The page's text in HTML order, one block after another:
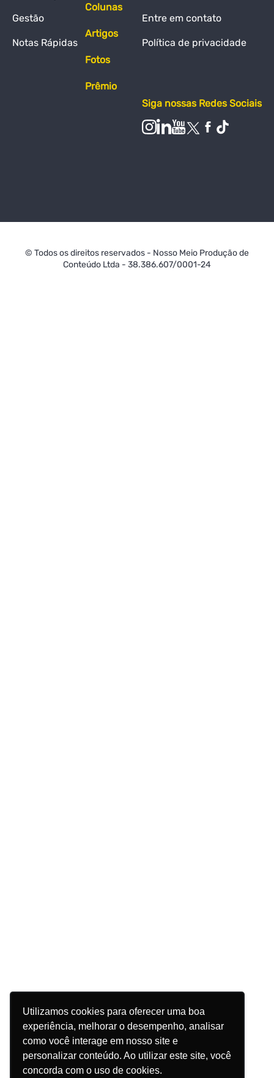
Utilizamos cookies para oferecer uma boa
experiência, melhorar o desempenho, analisar
como você interage em nosso site e
personalizar conteúdo. Ao utilizar este site, você
concorda com o uso de cookies.
Gestão
Notas Rápidas
Colunas
Artigos
Fotos
Prêmio
Entre em contato
Política de privacidade
Siga nossas Redes Sociais
© Todos os direitos reservados - Nosso Meio Produção de
Conteúdo Ltda - 38.386.607/0001-24